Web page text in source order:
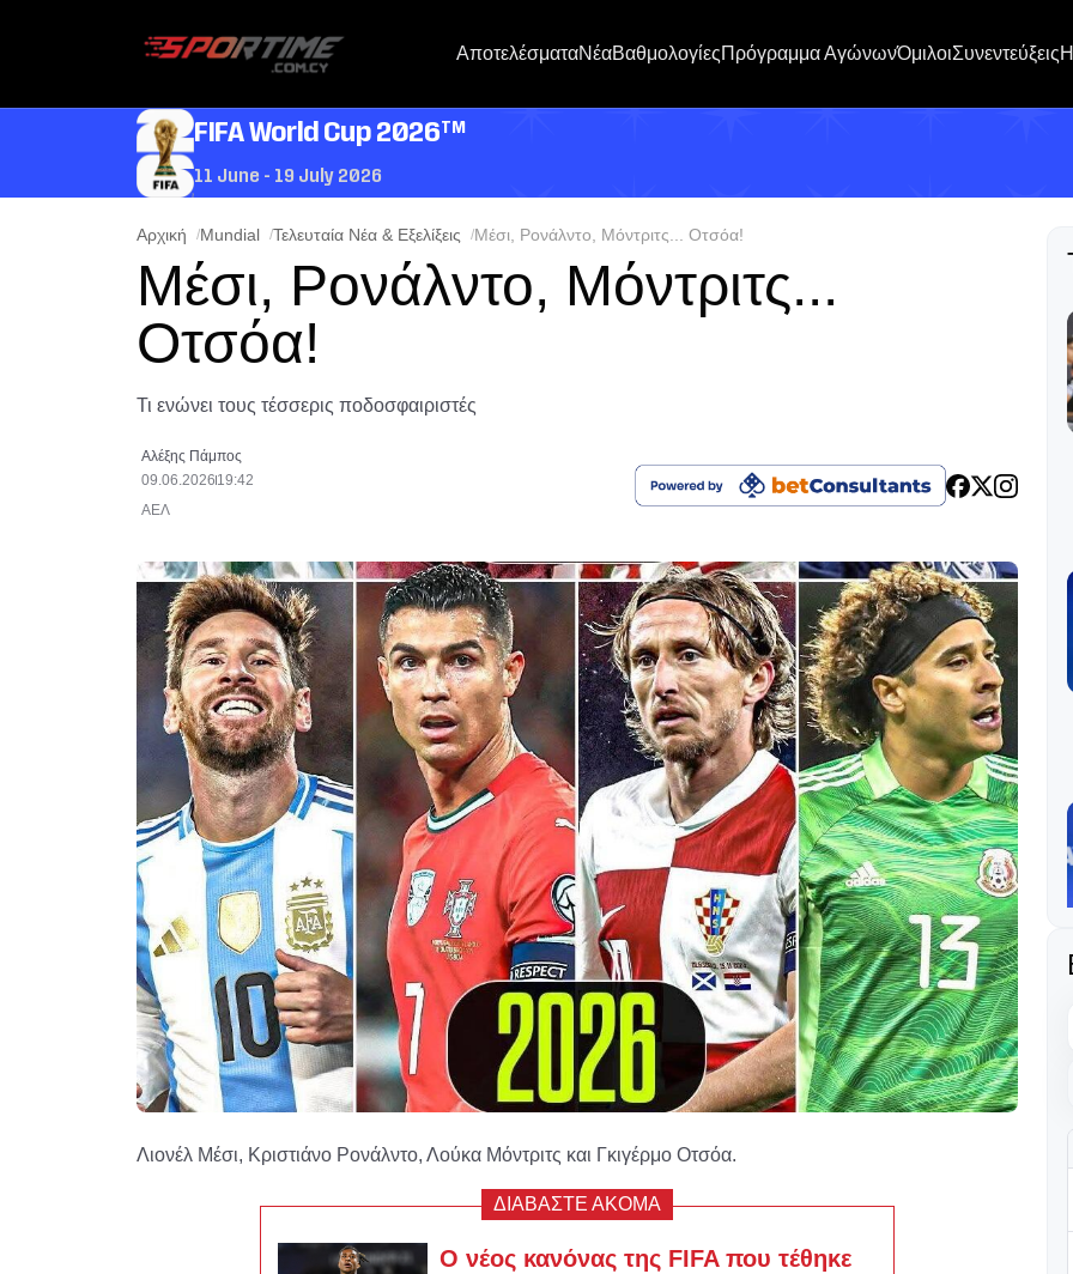
ΑποτελέσματαΝέαΒαθμολογίεςΠρόγραμμα ΑγώνωνΌμιλοιΣυνεντεύξεις
FIFA World Cup 2026TM
11 June - 19 July 2026
Αρχική Mundial Τελευταία Νέα & Εξελίξεις Μέσι, Ρονάλντο, Μόντριτς... Οτσόα!
Μέσι, Ρονάλντο, Μόντριτς...
Οτσόα!
Τι ενώνει τους τέσσερις ποδοσφαιριστές
Αλέξης Πάμπος
09.06.2026 19:42
ΑΕΛ
Λιονέλ Μέσι, Κριστιάνο Ρονάλντο, Λούκα Μόντριτς και Γκιγέρμο Οτσόα.
ΔΙΑΒΑΣΤΕ ΑΚΟΜΑ
Ο νέος κανόνας της FIFA που τέθηκε